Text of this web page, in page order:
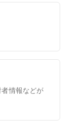
情報などが